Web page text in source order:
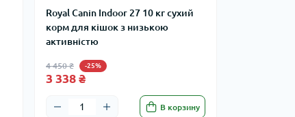
Royal Canin Indoor 27 10 кг сухий
корм для кішок з низькою
активністю
4 450 ₴ -25%
3 338 ₴
В корзину